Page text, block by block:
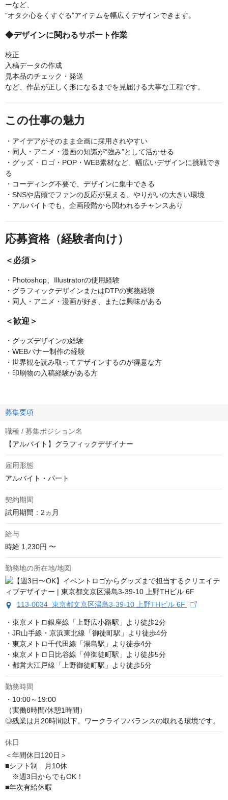
ーなど、
“オタク心をくすぐる”アイテムを幅広くデザインできます。
◆デザインに関わるサポート作業
校正
入稿データの作成
見本品のチェック・発送
など、作品が正しく形になるまでを見届ける大事な工程です。
この仕事の魅力
・アイデアがそのまま企画に採用されやすい
・同人・アニメ・漫画の知識が“強み”として活かせる
・グッズ・ロゴ・POP・WEB素材など、幅広いデザインに挑戦でき
る
・コーディング不要で、デザインに集中できる
・SNSや店頭でファンの反応が見える、やりがいの大きい環境
・アルバイトでも、企画段階から関われるチャンスあり
応募資格（経験者向け）
＜必須＞
・Photoshop、Illustratorの使用経験
・グラフィックデザインまたはDTPの実務経験
・同人・アニメ・漫画が好き、または興味がある
＜歓迎＞
・グッズデザインの経験
・WEBバナー制作の経験
・世界観を読み取ってデザインするのが得意な方
・印刷物の入稿経験がある方
募集要項
職種 / 募集ポジション名
【アルバイト】グラフィックデザイナー
雇用形態
アルバイト・パート
契約期間
試用期間：2ヵ月
給与
時給 1,230円 〜
勤務地の所在地/地図
113-0034 東京都文京区湯島3-39-10 上野THビル 6F
・東京メトロ銀座線「上野広小路駅」より徒歩2分
・JR山手線・京浜東北線「御徒町駅」より徒歩4分
・東京メトロ千代田線「湯島駅」より徒歩4分
・東京メトロ日比谷線「仲御徒町駅」より徒歩5分
・都営大江戸線「上野御徒町駅」より徒歩5分
勤務時間
・10:00～19:00
（実働8時間/休憩1時間）
◎残業は月20時間以下。ワークライフバランスの取れる環境です。
休日
＜年間休日120日＞
■シフト制　月10休
※週3日からでもOK！
■年次有給休暇